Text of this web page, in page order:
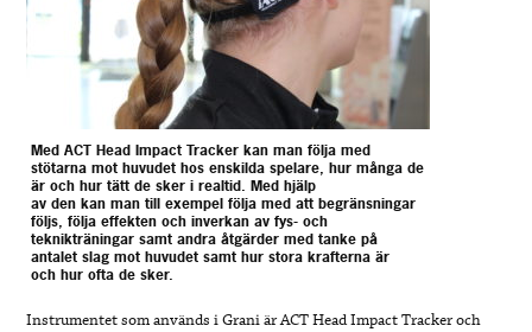
Med ACT Head Impact Tracker kan man följa med
stötarna mot huvudet hos enskilda spelare, hur många de
är och hur tätt de sker i realtid. Med hjälp
av den kan man till exempel följa med att begränsningar
följs, följa effekten och inverkan av fys- och
teknikträningar samt andra åtgärder med tanke på
antalet slag mot huvudet samt hur stora krafterna är
och hur ofta de sker.
Instrumentet som används i Grani är ACT Head Impact Tracker och